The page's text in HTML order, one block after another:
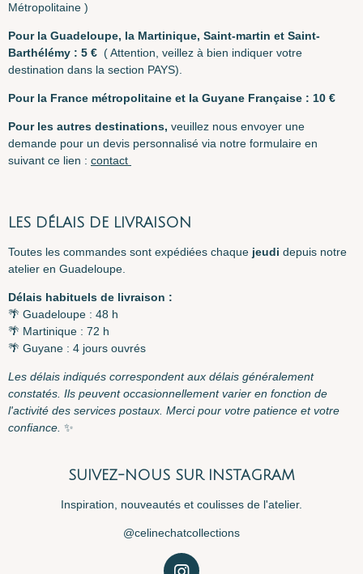
Métropolitaine )
Pour la Guadeloupe, la Martinique, Saint-martin et Saint-
Barthélémy : 5 € ( Attention, veillez à bien indiquer votre
destination dans la section PAYS).
Pour la France métropolitaine et la Guyane Française : 10 €
Pour les autres destinations, veuillez nous envoyer une
demande pour un devis personnalisé via notre formulaire en
suivant ce lien : contact
LES DÉLAIS DE LIVRAISON
Toutes les commandes sont expédiées chaque jeudi depuis notre
atelier en Guadeloupe.
Délais habituels de livraison :
🌴 Guadeloupe : 48 h
🌴 Martinique : 72 h
🌴 Guyane : 4 jours ouvrés
Les délais indiqués correspondent aux délais généralement
constatés. Ils peuvent occasionnellement varier en fonction de
l'activité des services postaux. Merci pour votre patience et votre
confiance. ✨
SUIVEZ-NOUS SUR INSTAGRAM
Inspiration, nouveautés et coulisses de l'atelier.
@celinechatcollections